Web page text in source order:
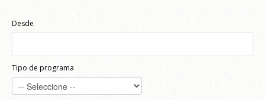
Desde
Tipo de programa